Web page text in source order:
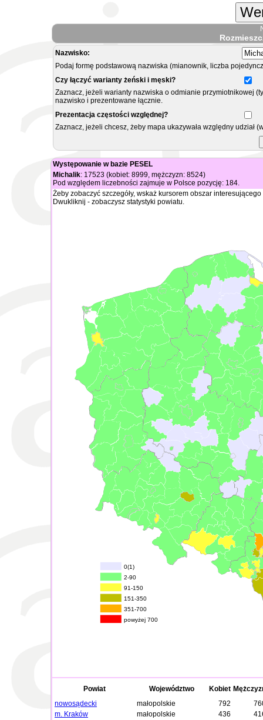
Nazwisko:
Podaj formę podstawową nazwiska (mianownik, liczba
Czy łączyć warianty żeński i męski?
Zaznacz, jeżeli warianty nazwiska o odmianie przymiotnikowej
nazwisko i prezentowane łącznie.
Prezentacja częstości względnej?
Zaznacz, jeżeli chcesz, żeby mapa ukazywała względny
Występowanie w bazie PESEL
Michalik: 17523 (kobiet: 8999, mężczyzn: 8524)
Pod względem liczebności zajmuje w Polsce pozycję: 184.
Żeby zobaczyć szczegóły, wskaż kursorem obszar
Dwukliknij - zobaczysz statystyki powiatu.
0(1)
2-90
91-150
151-350
351-700
powyżej 700
Powiat Województwo Kobiet
nowosądecki
małopolskie 792
m. Kraków
małopolskie 436